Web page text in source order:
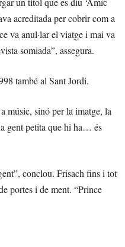
acreditada per cobrir com a
va anul·lar el viatge i mai va
somiada”, assegura.
també al Sant Jordi.
músic, sinó per la imatge, la
gent petita que hi ha… és
conclou. Frisach fins i tot
portes i de ment. “Prince